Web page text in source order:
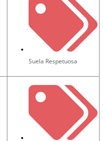
Suela Respetuosa